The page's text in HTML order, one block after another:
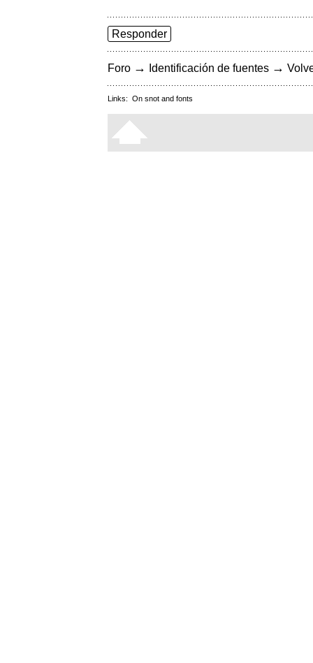
Responder
Foro → Identificación de fuentes →
Links: On snot and fonts